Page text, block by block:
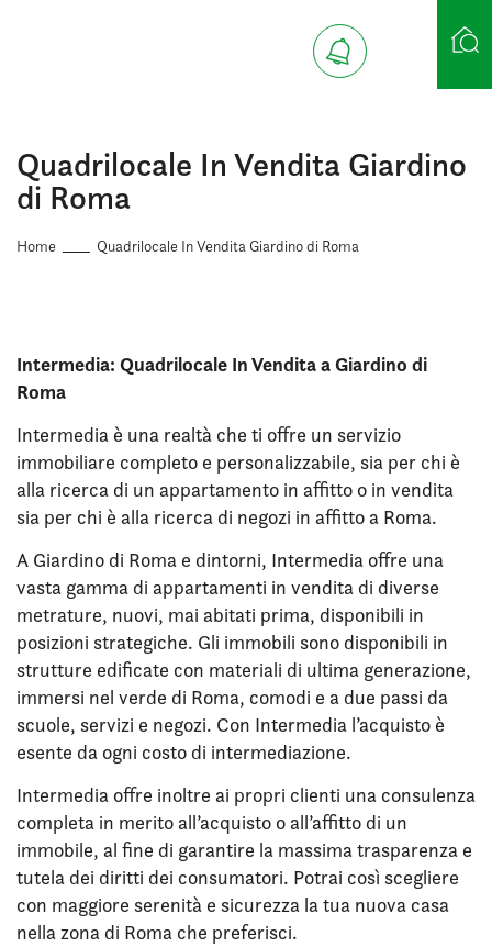
Ricerca case
Quadrilocale In Vendita Giardino
di Roma
Home Quadrilocale In Vendita Giardino di Roma
Intermedia: Quadrilocale In Vendita a Giardino di
Roma
Intermedia è una realtà che ti offre un servizio
immobiliare completo e personalizzabile, sia per chi è
alla ricerca di un appartamento in affitto o in vendita
sia per chi è alla ricerca di negozi in affitto a Roma.
A Giardino di Roma e dintorni, Intermedia offre una
vasta gamma di appartamenti in vendita di diverse
metrature, nuovi, mai abitati prima, disponibili in
posizioni strategiche. Gli immobili sono disponibili in
strutture edificate con materiali di ultima generazione,
immersi nel verde di Roma, comodi e a due passi da
scuole, servizi e negozi. Con Intermedia l’acquisto è
esente da ogni costo di intermediazione.
Intermedia offre inoltre ai propri clienti una consulenza
completa in merito all’acquisto o all’affitto di un
immobile, al fine di garantire la massima trasparenza e
tutela dei diritti dei consumatori. Potrai così scegliere
con maggiore serenità e sicurezza la tua nuova casa
nella zona di Roma che preferisci.